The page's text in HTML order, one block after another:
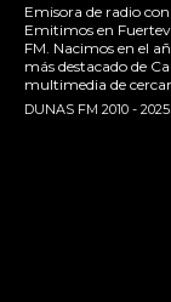
Emisora de radio
Emitimos en
FM. Nacimos en el
más destacado de
multimedia de
DUNAS FM 2010 -